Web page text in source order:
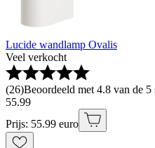
Lucide wandlamp Ovalis
Veel verkocht
(26)Beoordeeld met 4.8 van de
55.99
Prijs: 55.99 euro